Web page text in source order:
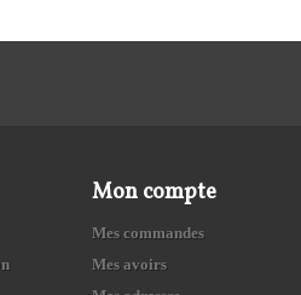
Mon compte
Mes commandes
Mes avoirs